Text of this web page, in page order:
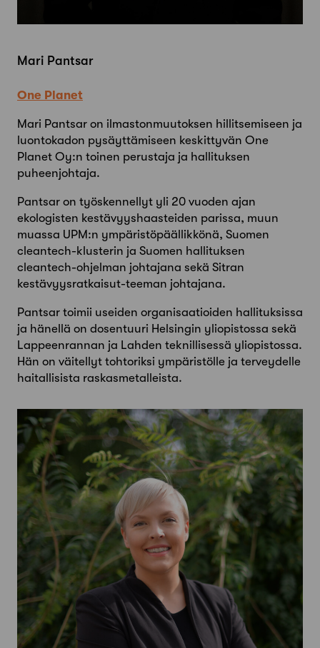
Mari Pantsar
One Planet
Mari Pantsar on ilmastonmuutoksen hillitsemiseen ja
luontokadon pysäyttämiseen keskittyvän One
Planet Oy:n toinen perustaja ja hallituksen
puheenjohtaja.
Pantsar on työskennellyt yli 20 vuoden ajan
ekologisten kestävyyshaasteiden parissa, muun
muassa UPM:n ympäristöpäällikkönä, Suomen
cleantech-klusterin ja Suomen hallituksen
cleantech-ohjelman johtajana sekä Sitran
kestävyysratkaisut-teeman johtajana.
Pantsar toimii useiden organisaatioiden hallituksissa
ja hänellä on dosentuuri Helsingin yliopistossa sekä
Lappeenrannan ja Lahden teknillisessä yliopistossa.
Hän on väitellyt tohtoriksi ympäristölle ja terveydelle
haitallisista raskasmetalleista.